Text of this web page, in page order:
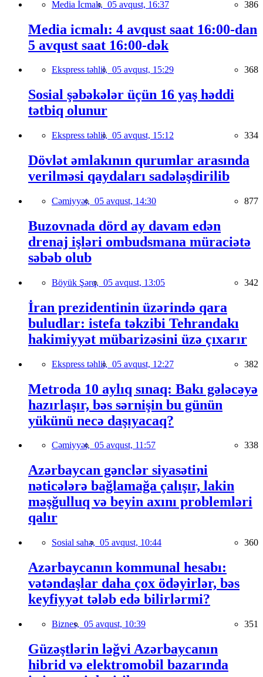
Media İcmalı, 05 avqust, 16:37 386
Media icmalı: 4 avqust saat 16:00-dan
5 avqust saat 16:00-dək
Ekspress təhlil, 05 avqust, 15:29 368
Sosial şəbəkələr üçün 16 yaş həddi
tətbiq olunur
Ekspress təhlil, 05 avqust, 15:12 334
Dövlət əmlakının qurumlar arasında
verilməsi qaydaları sadələşdirilib
Cəmiyyət, 05 avqust, 14:30 877
Buzovnada dörd ay davam edən
drenaj işləri ombudsmana müraciətə
səbəb olub
Böyük Şərq, 05 avqust, 13:05 342
İran prezidentinin üzərində qara
buludlar: istefa təkzibi Tehrandakı
hakimiyyət mübarizəsini üzə çıxarır
Ekspress təhlil, 05 avqust, 12:27 382
Metroda 10 aylıq sınaq: Bakı gələcəyə
hazırlaşır, bəs sərnişin bu günün
yükünü necə daşıyacaq?
Cəmiyyət, 05 avqust, 11:57 338
Azərbaycan gənclər siyasətini
nəticələrə bağlamağa çalışır, lakin
məşğulluq və beyin axını problemləri
qalır
Sosial sahə, 05 avqust, 10:44 360
Azərbaycanın kommunal hesabı:
vətəndaşlar daha çox ödəyirlər, bəs
keyfiyyət tələb edə bilirlərmi?
Biznes, 05 avqust, 10:39 351
Güzəştlərin ləğvi Azərbaycanın
hibrid və elektromobil bazarında